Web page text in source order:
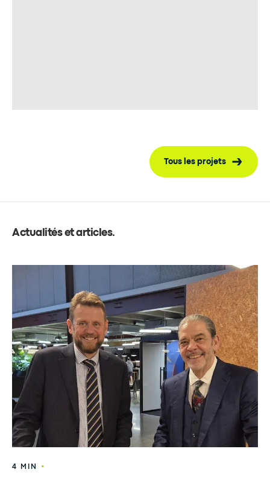
Tous les projets
Actualités et articles.
4 MIN •